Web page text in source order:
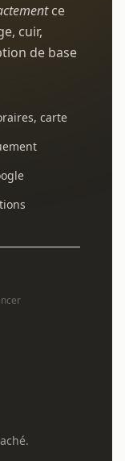
ce
cuir,
de base
carte